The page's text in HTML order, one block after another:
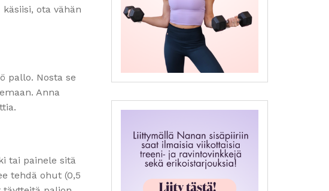
ota vähän
pallo. Nosta se
Anna
tai painele sitä
tehdä ohut (0,5